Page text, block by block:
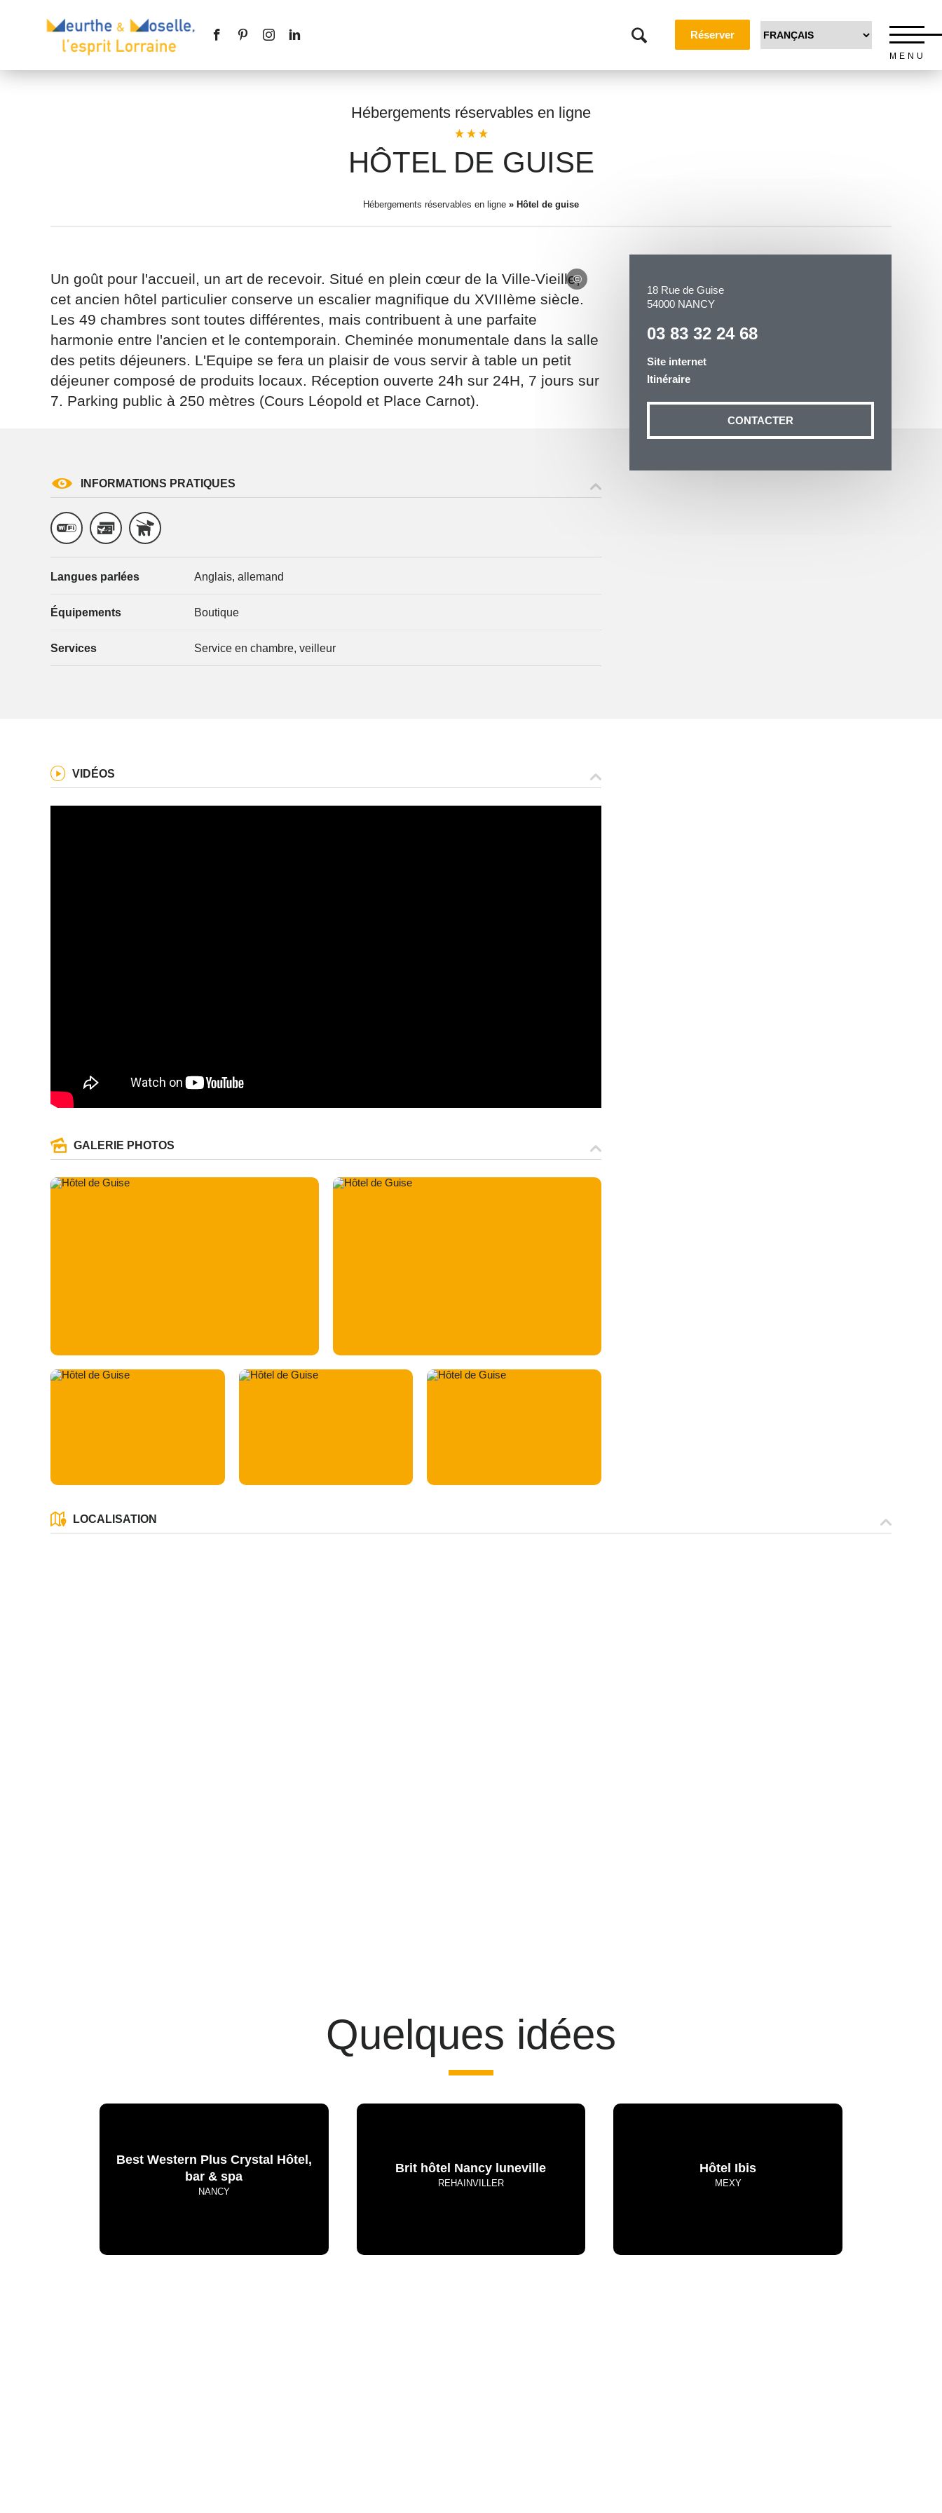
Réserver
MENU
Hébergements réservables en ligne
HÔTEL DE GUISE
Hébergements réservables en ligne » Hôtel de guise
18 Rue de Guise
54000 NANCY
03 83 32 24 68
Site internet
Itinéraire
CONTACTER
Un goût pour l'accueil, un art de recevoir. Situé en plein cœur de la Ville-Vieille,
cet ancien hôtel particulier conserve un escalier magnifique du XVIIIème siècle.
Les 49 chambres sont toutes différentes, mais contribuent à une parfaite
harmonie entre l'ancien et le contemporain. Cheminée monumentale dans la salle
des petits déjeuners. L'Equipe se fera un plaisir de vous servir à table un petit
déjeuner composé de produits locaux. Réception ouverte 24h sur 24H, 7 jours sur
7. Parking public à 250 mètres (Cours Léopold et Place Carnot).
INFORMATIONS PRATIQUES
Langues parlées Anglais, allemand
Équipements Boutique
Services Service en chambre, veilleur
VIDÉOS
GALERIE PHOTOS
LOCALISATION
Quelques idées
Best Western Plus Crystal Hôtel,
bar & spa
NANCY
Brit hôtel Nancy luneville
REHAINVILLER
Hôtel Ibis
MEXY
Prénom*
Message*